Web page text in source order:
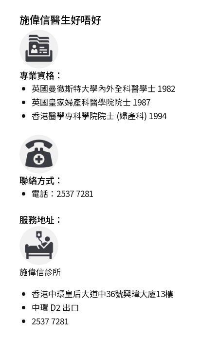
施偉信醫生好唔好
專業資格：
英國曼徹斯特大學內外全科醫學士 1982
英國皇家婦產科醫學院院士 1987
香港醫學專科學院院士 (婦產科) 1994
聯絡方式：
電話：2537 7281
服務地址：
施偉信診所
香港中環皇后大道中36號興瑋大廈13樓
中環 D2 出口
2537 7281